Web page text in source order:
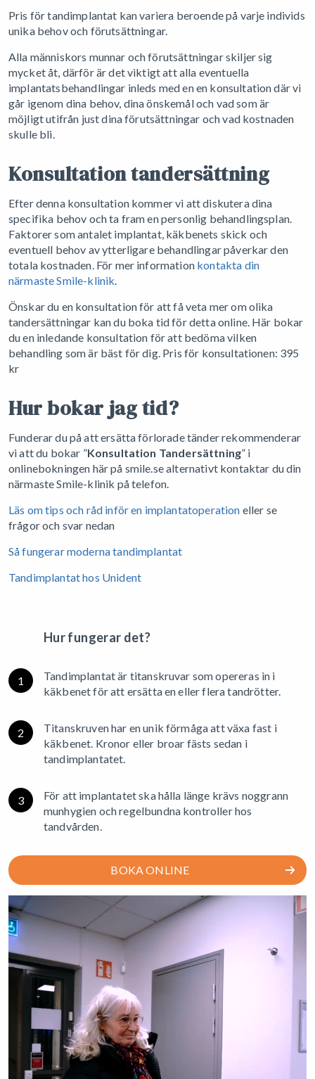
Pris för tandimplantat kan variera beroende på varje individs
unika behov och förutsättningar.
Alla människors munnar och förutsättningar skiljer sig
mycket åt, därför är det viktigt att alla eventuella
implantatsbehandlingar inleds med en en konsultation där vi
går igenom dina behov, dina önskemål och vad som är
möjligt utifrån just dina förutsättningar och vad kostnaden
skulle bli.
Konsultation tandersättning
Efter denna konsultation kommer vi att diskutera dina
specifika behov och ta fram en personlig behandlingsplan.
Faktorer som antalet implantat, käkbenets skick och
eventuell behov av ytterligare behandlingar påverkar den
totala kostnaden. För mer information kontakta din
närmaste Smile-klinik.
Önskar du en konsultation för att få veta mer om olika
tandersättningar kan du boka tid för detta online. Här bokar
du en inledande konsultation för att bedöma vilken
behandling som är bäst för dig. Pris för konsultationen: 395
kr
Hur bokar jag tid?
Funderar du på att ersätta förlorade tänder rekommenderar
vi att du bokar ”Konsultation Tandersättning” i
onlinebokningen här på smile.se alternativt kontaktar du din
närmaste Smile-klinik på telefon.
Läs om tips och råd inför en implantatoperation eller se
frågor och svar nedan
Så fungerar moderna tandimplantat
Tandimplantat hos Unident
Hur fungerar det?
1
Tandimplantat är titanskruvar som opereras in i
käkbenet för att ersätta en eller flera tandrötter.
2
Titanskruven har en unik förmåga att växa fast i
käkbenet. Kronor eller broar fästs sedan i
tandimplantatet.
3
För att implantatet ska hålla länge krävs noggrann
munhygien och regelbundna kontroller hos
tandvården.
BOKA ONLINE